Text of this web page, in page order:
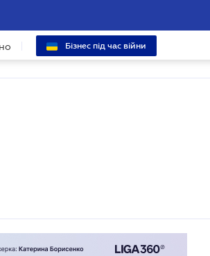
Бізнес під час війни